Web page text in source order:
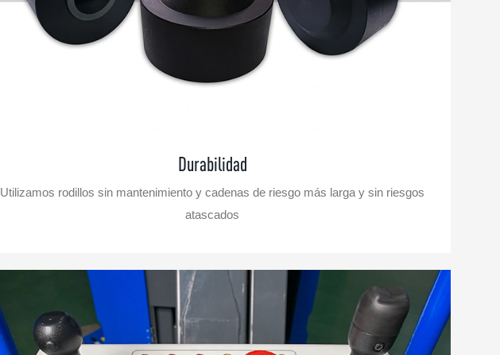
Durabilidad
Utilizamos rodillos sin mantenimiento y cadenas de riesgo más larga y sin riesgos
atascados